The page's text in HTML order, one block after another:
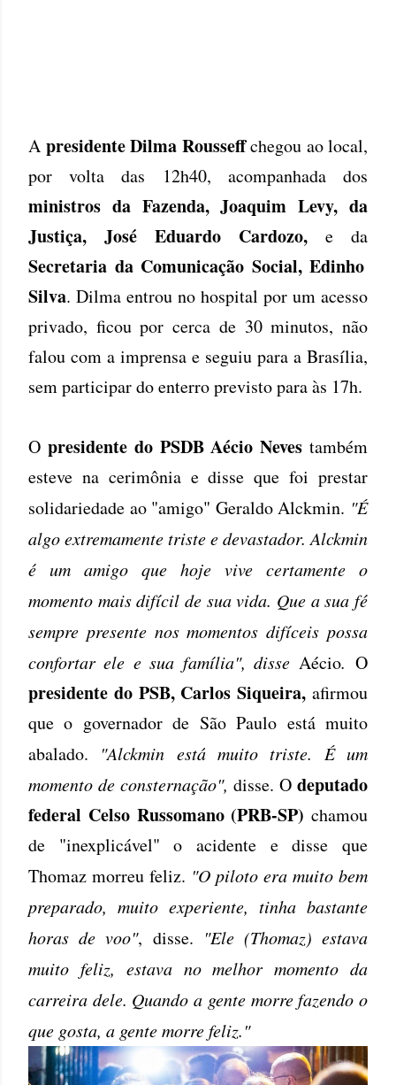
A presidente Dilma Rousseffchegou ao local,
por volta das 12h40, acompanhada dos
ministros da Fazenda, Joaquim Levy, da
Justiça, José Eduardo Cardozo, e da
Secretaria da Comunicação Social, Edinho
Silva. Dilma entrou no hospital por um acesso
privado, ficou por cerca de 30 minutos, não
falou com a imprensa e seguiu para a Brasília,
sem participar do enterro previsto para às 17h.
O presidente do PSDB Aécio Nevestambém
esteve na cerimônia e disse que foi prestar
solidariedade ao "amigo" Geraldo Alckmin. "É
algo extremamente triste e devastador. Alckmin
é um amigo que hoje vive certamente o
momento mais difícil de sua vida. Que a sua fé
sempre presente nos momentos difíceis possa
confortar ele e sua família", disse Aécio. O
presidente do PSB, Carlos Siqueira, afirmou
que o governador de São Paulo está muito
abalado.
"Alckmin está muito triste. É um
momento de consternação", disse. O deputado
federal Celso Russomano (PRB-SP) chamou
de "inexplicável" o acidente e disse que
Thomaz morreu feliz. "O piloto era muito bem
preparado, muito experiente, tinha bastante
horas de voo", disse. "Ele (Thomaz) estava
muito feliz, estava no melhor momento da
carreira dele. Quando a gente morre fazendo o
que gosta, a gente morre feliz."